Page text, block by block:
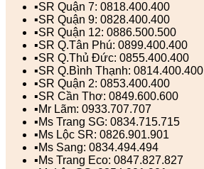
▪️SR Quận 7: 0818.400.400
▪️SR Quận 9: 0828.400.400
▪️SR Quận 12: 0886.500.500
▪️SR Q.Tân Phú: 0899.400.400
▪️SR Q.Thủ Đức: 0855.400.400
▪️SR Q.Bình Thạnh: 0814.400.400
▪️SR Quận 2: 0853.400.400
▪️SR Cần Thơ: 0849.600.600
▪️Mr Lãm: 0933.707.707
▪️Ms Trang SG: 0834.715.715
▪️Ms Lộc SR: 0826.901.901
▪️Ms Sang: 0834.494.494
▪️Ms Trang Eco: 0847.827.827